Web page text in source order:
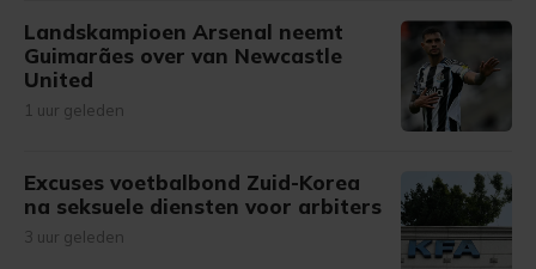
Landskampioen Arsenal neemt
Guimarães over van Newcastle
United
1 uur geleden
Excuses voetbalbond Zuid-Korea
na seksuele diensten voor arbiters
3 uur geleden